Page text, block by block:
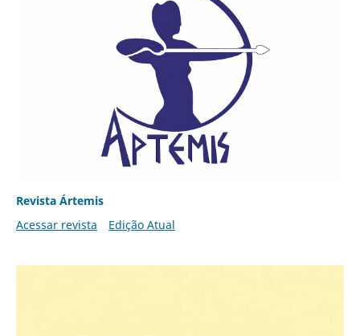
Revista Ártemis
Acessar revista
Edição Atual